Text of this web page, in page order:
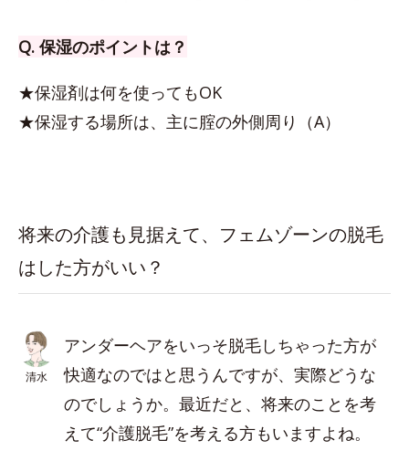
Q. 保湿のポイントは？
★保湿剤は何を使ってもOK
★保湿する場所は、主に腟の外側周り（A）
将来の介護も見据えて、フェムゾーンの脱毛
はした方がいい？
清水
アンダーヘアをいっそ脱毛しちゃった方が
快適なのではと思うんですが、実際どうな
のでしょうか。最近だと、将来のことを考
えて“介護脱毛”を考える方もいますよね。